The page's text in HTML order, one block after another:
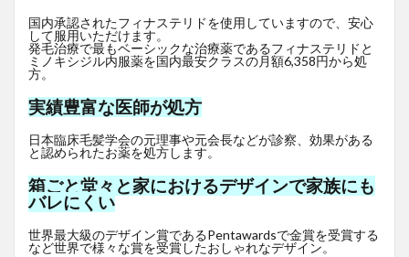
国内承認されたフィナステリドを使用していますので、安心
して服用いただけます。
発毛治療で最もベーシックな治療薬であるフィナステリドと
ミノキシジル内服薬を国内最安クラスの月額6,358円から処
方。
実績豊富な医師が処方
日本臨床毛髪学会の元理事や元会長などが診察、効果がある
と認められたお薬を処方します。
箱ごと堂々と家におけるデザインで家族にも
バレにくい
世界最大級のデザイン賞であるPentawardsで金賞を受賞する
など世界で様々な賞を受賞したおしゃれなデザイン。